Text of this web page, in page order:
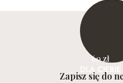
60 zł
DLA CIEBIE
Zapisz się do